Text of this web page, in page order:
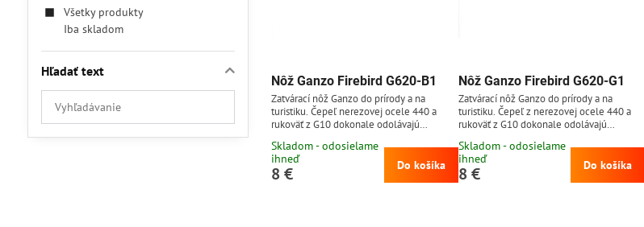
Nôž Ganzo Firebird G620-B1
Zatvárací nôž Ganzo do prírody a na
turistiku. Čepeľ nerezovej ocele 440 a
rukoväť z G10 dokonale odolávajú
s týmto nožom v prírode naozaj nič
nezaskočí.
Skladom - odosielame
ihneď
8 € Do košíka
Nôž Ganzo Firebird G620-G1
Zatvárací nôž Ganzo do prírody a na
turistiku. Čepeľ z nerezovej ocele 440 a
rukoväť z G10 dokonale odolávajú
s týmto nožom v prírode naozaj nič
nezaskočí.
Skladom - odosielame
ihneď
8 € Do košíka
Všetky produkty
Iba skladom
Hľadať text
Prehľadať
výsledky
filtra